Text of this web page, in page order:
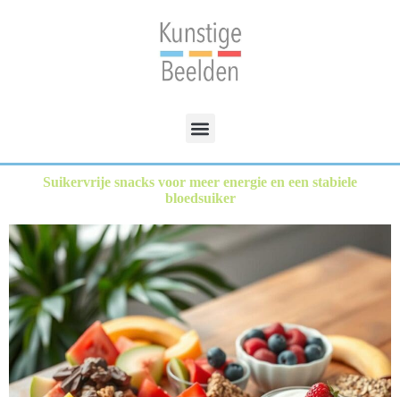
Suikervrije snacks voor meer energie en een stabiele
bloedsuiker